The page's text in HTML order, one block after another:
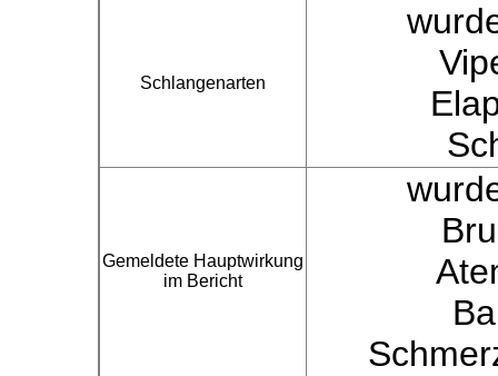
Schlangenarten
Gemeldete Hauptwirkung
im Bericht